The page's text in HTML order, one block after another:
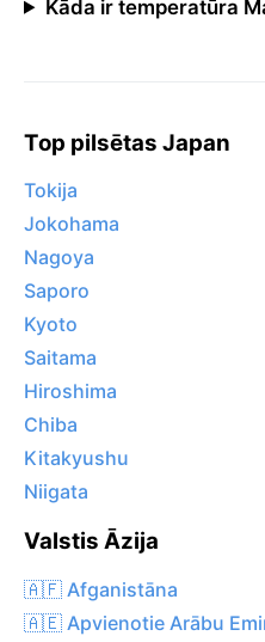
Kāda ir temperatūra
Top pilsētas Japan
Tokija
Jokohama
Nagoya
Saporo
Kyoto
Saitama
Hiroshima
Chiba
Kitakyushu
Niigata
Valstis Āzija
🇦🇫 Afganistāna
🇦🇪 Apvienotie Arābu